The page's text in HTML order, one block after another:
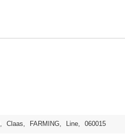
, Claas, FARMING, Line, 060015